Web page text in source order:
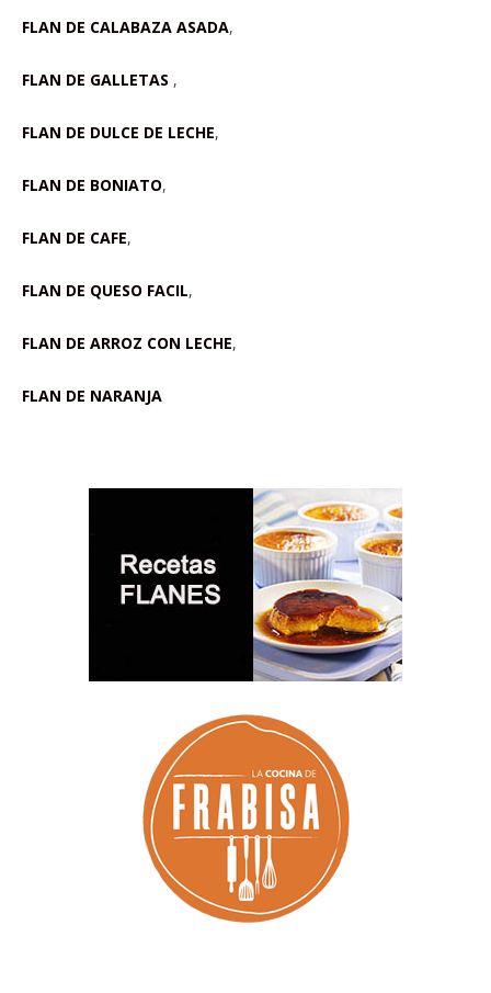
FLAN DE CALABAZA ASADA,
FLAN DE GALLETAS ,
FLAN DE DULCE DE LECHE,
FLAN DE BONIATO,
FLAN DE CAFE,
FLAN DE QUESO FACIL,
FLAN DE ARROZ CON LECHE,
FLAN DE NARANJA